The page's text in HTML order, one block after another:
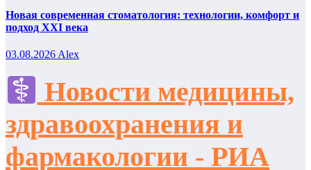
Новая современная стоматология: технологии, комфорт и
подход XXI века
03.08.2026 Alex
Новости медицины,
здравоохранения и
фармакологии - РИА